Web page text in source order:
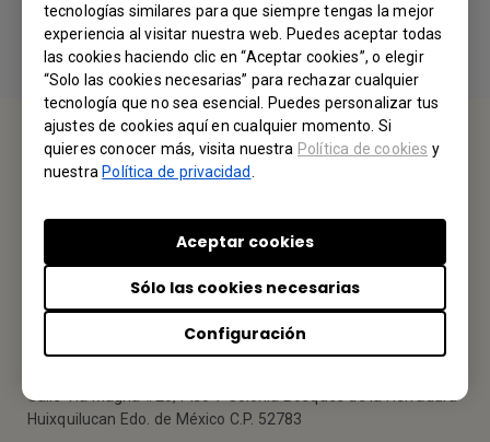
tecnologías similares para que siempre tengas la mejor
experiencia al visitar nuestra web. Puedes aceptar todas
las cookies haciendo clic en “Aceptar cookies”, o elegir
“Solo las cookies necesarias” para rechazar cualquier
tecnología que no sea esencial. Puedes personalizar tus
ajustes de cookies aquí en cualquier momento. Si
quieres conocer más, visita nuestra Política de cookies y
nuestraPolítica de privacidad
Configuración
Sólo las cookies necesarias
Aceptar cookies
CONTÁCTENOS
Envíenos un Email
Tu Oficina Local
BENQ MÉXICO
Calle Vía Magna #25, Piso 7 Colonia Bosques de la Herradura
Huixquilucan Edo. de México C.P. 52783